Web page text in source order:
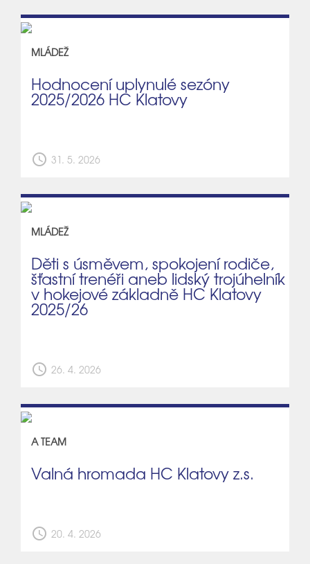
MLÁDEŽ
Hodnocení uplynulé sezóny
2025/2026 HC Klatovy
schedule 31. 5. 2026
MLÁDEŽ
Děti s úsměvem, spokojení rodiče,
šťastní trenéři aneb lidský trojúhelník
v hokejové základně HC Klatovy
2025/26
schedule 26. 4. 2026
A TEAM
Valná hromada HC Klatovy z.s.
schedule 20. 4. 2026